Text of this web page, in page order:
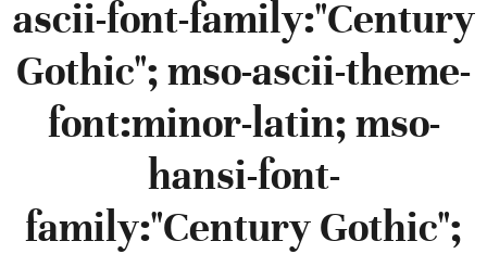
ascii-font-family:"Century
Gothic"; mso-ascii-theme-
font:minor-latin; mso-
hansi-font-
family:"Century Gothic";